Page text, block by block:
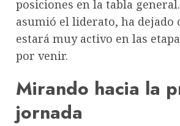
posiciones en la tabla
asumió el liderato, ha dejado
estará muy activo en las
por venir.
Mirando hacia la
jornada